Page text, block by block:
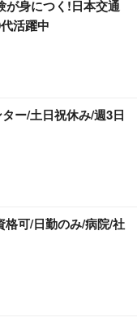
が身につく!日本交通
活躍中
ー/土日祝休み/週3日
格可/日勤のみ/病院/社